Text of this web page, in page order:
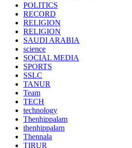
POLITICS
RECORD
RELIGION
RELIGION
SAUDI ARABIA
science
SOCIAL MEDIA
SPORTS
SSLC
TANUR
Team
TECH
technology
Thenhippalam
thenhippalam
Thennala
TIRUR